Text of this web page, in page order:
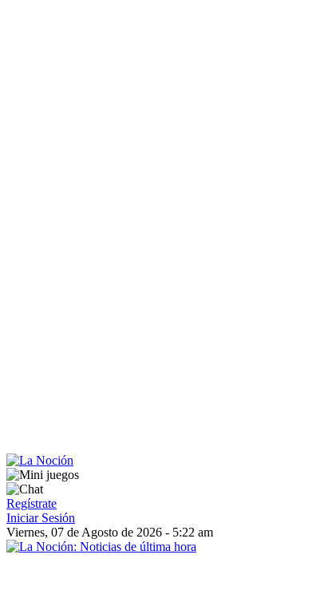
Regístrate
Iniciar Sesión
Viernes, 07 de Agosto de 2026 - 5:22 am